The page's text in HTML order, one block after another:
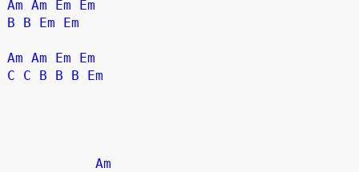
Am Am Em
Em
B
B Em Em
Am Am Em
Em
C
C B B B Em
Am